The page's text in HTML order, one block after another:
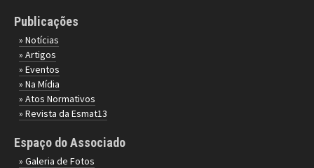
Publicações
» Notícias
» Artigos
» Eventos
» Na Mídia
» Atos Normativos
» Revista da Esmat13
Espaço do Associado
» Galeria de Fotos